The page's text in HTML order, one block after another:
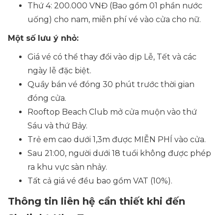
Thứ 4: 200.000 VNĐ (Bao gồm 01 phần nước
uống) cho nam, miễn phí vé vào cửa cho nữ.
Một số lưu ý nhỏ:
Giá vé có thể thay đổi vào dịp Lễ, Tết và các
ngày lễ đặc biệt.
Quầy bán vé đóng 30 phút trước thời gian
đóng cửa.
Rooftop Beach Club mở cửa muộn vào thứ
Sáu và thứ Bảy.
Trẻ em cao dưới 1,3m được MIỄN PHÍ vào cửa.
Sau 21:00, người dưới 18 tuổi không được phép
ra khu vực sàn nhảy.
Tất cả giá vé đều bao gồm VAT (10%).
Thông tin liên hệ cần thiết khi đến